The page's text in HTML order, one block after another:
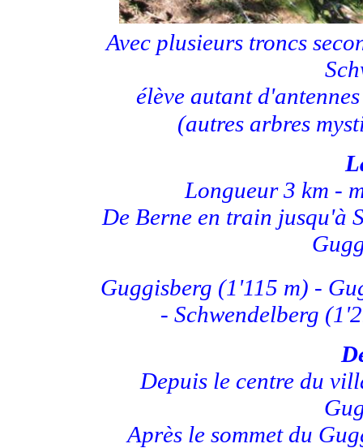
Avec plusieurs troncs
élève autant
(autres arbres
L
Longueur3 km -
DeBerne en train jusqu'à
Guggisberg (1'115 m) -
- Schwendelberg
Depuis le centre du
Après le sommet du